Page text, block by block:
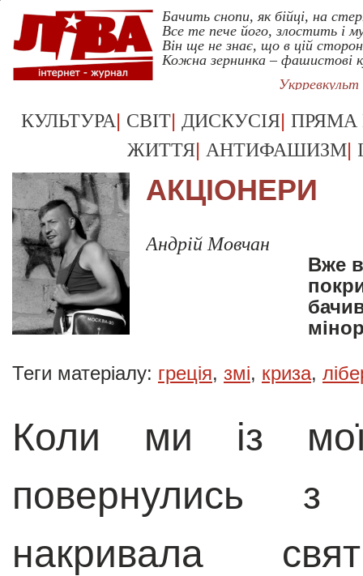
Бачить снопи, як бійці, на
Все те пече його, злостить і
Він ще не знає, що в цій
Кожна зернинка – фашистові
КУЛЬТУРА| СВІТ| ДИСКУСІЯ| ПРЯМА
ЖИТТЯ| АНТИФАШИЗМ|
АКЦІОНЕРИ
Андрій Мовчан
Вже
Теги матеріалу: греція, змі, криза,
Коли ми із
повернулись
накривала